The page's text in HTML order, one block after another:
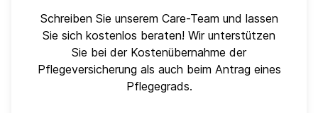
Schreiben Sie unserem Care-Team und lassen
Sie sich kostenlos beraten! Wir unterstützen
Sie bei der Kostenübernahme der
Pflegeversicherung als auch beim Antrag eines
Pflegegrads.